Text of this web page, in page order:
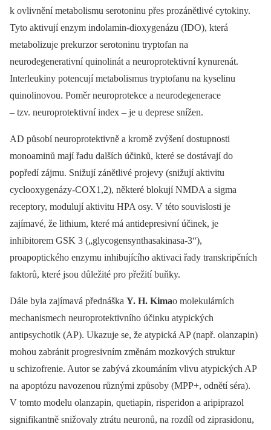
k ovlivnění metabolismu serotoninu přes prozánětlivé cytokiny.
Tyto aktivují enzym indolamin-dioxygenázu (IDO), která
metabolizuje prekurzor serotoninu tryptofan na
neurodegenerativní quinolinát a neuroprotektivní kynurenát.
Interleukiny potencují metabolismus tryptofanu na kyselinu
quinolinovou. Poměr neuroprotekce a neurodegenerace
–⁠ tzv. neuroprotektivní index –⁠ je u deprese snížen.
AD působí neuroprotektivně a kromě zvýšení dostupnosti
monoaminů mají řadu dalších účinků, které se dostávají do
popředí zájmu. Snižují zánětlivé projevy (snižují aktivitu
cyclooxygenázy-COX1,2), některé blokují NMDA a sigma
receptory, modulují aktivitu HPA osy. V této souvislosti je
zajímavé, že lithium, které má antidepresivní účinek, je
inhibitorem GSK 3 („glycogensynthasakinasa-3“),
proapoptického enzymu inhibujícího aktivaci řady transkripčních
faktorů, které jsou důležité pro přežití buňky.
Dále byla zajímavá přednáška Y. H. Kimao molekulárních
mechanismech neuroprotektivního účinku atypických
antipsychotik (AP). Ukazuje se, že atypická AP (např. olanzapin)
mohou zabránit progresivním změnám mozkových struktur
u schizofrenie. Autor se zabývá zkoumáním vlivu atypických AP
na apoptózu navozenou různými způsoby (MPP+, odnětí séra).
V tomto modelu olanzapin, quetiapin, risperidon a aripiprazol
signifikantně snižovaly ztrátu neuronů, na rozdíl od ziprasidonu,